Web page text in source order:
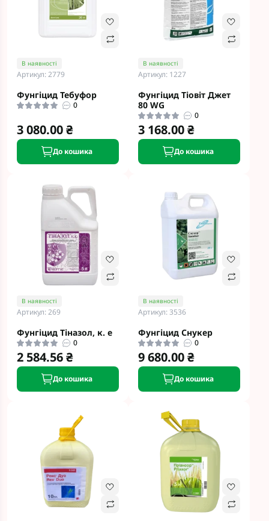
В наявності
Артикул: 2779
Фунгіцид Тебуфор
0
3 080.00 ₴
До кошика
В наявності
Артикул: 1227
Фунгіцид Тіовіт Джет
80 WG
0
3 168.00 ₴
До кошика
В наявності
Артикул: 269
Фунгіцид Тіназол, к. е
0
2 584.56 ₴
До кошика
В наявності
Артикул: 3536
Фунгіцид Снукер
0
9 680.00 ₴
До кошика